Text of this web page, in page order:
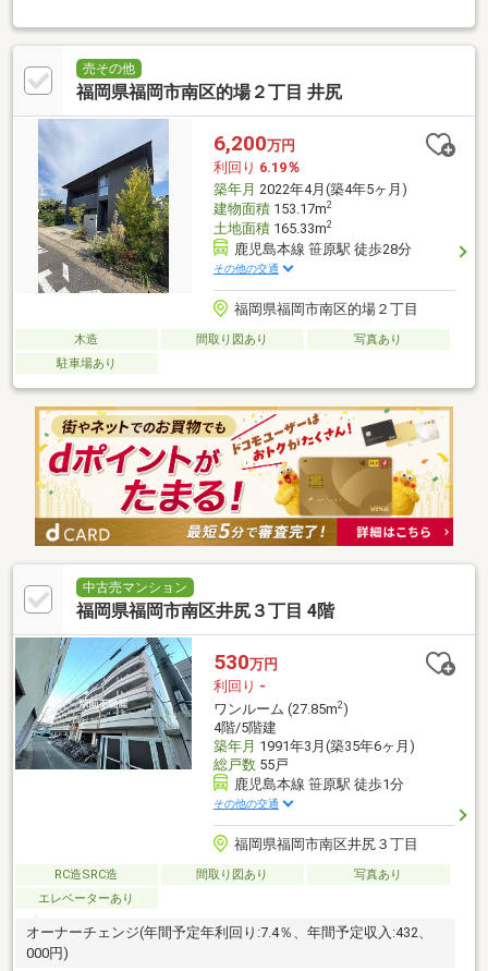
売その他
福岡県福岡市南区的場２丁目 井尻
6,200万円
利回り 6.19％
築年月 2022年4月(築4年5ヶ月)
建物面積153.17m2
土地面積165.33m2
鹿児島本線 笹原駅 徒歩28分
その他の交通
福岡県福岡市南区的場２丁目
木造 間取り図あり
写真あり
駐車場あり
中古売マンション
福岡県福岡市南区井尻３丁目 4階
530万円
利回り -
ワンルーム (27.85m2)
4階/5階建
築年月 1991年3月(築35年6ヶ月)
総戸数55戸
鹿児島本線 笹原駅 徒歩1分
その他の交通
福岡県福岡市南区井尻３丁目
RC造SRC造 間取り図あり
写真あり
エレベーターあり
オーナーチェンジ(年間予定年利回り:7.4％、年間予定収入:432、
000円)